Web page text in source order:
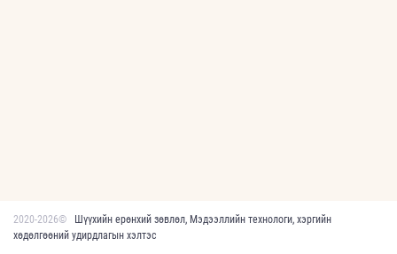
2020-2026©
Шүүхийн ерөнхий зөвлөл, Мэдээллийн технологи, хэргийн
хөдөлгөөний удирдлагын хэлтэс